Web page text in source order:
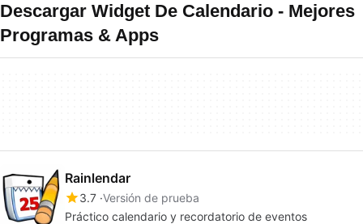
Descargar Widget De Calendario - Mejores
Programas & Apps
Rainlendar
3.7 Versión de prueba
Práctico calendario y recordatorio de eventos